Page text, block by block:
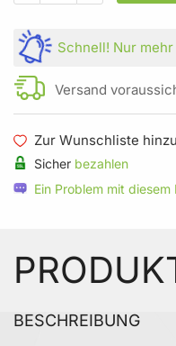
Schnell! Nur mehr
Versand
Zur Wunschliste
Sicher bezahlen
Ein Problem mit
BESCHREIBUNG